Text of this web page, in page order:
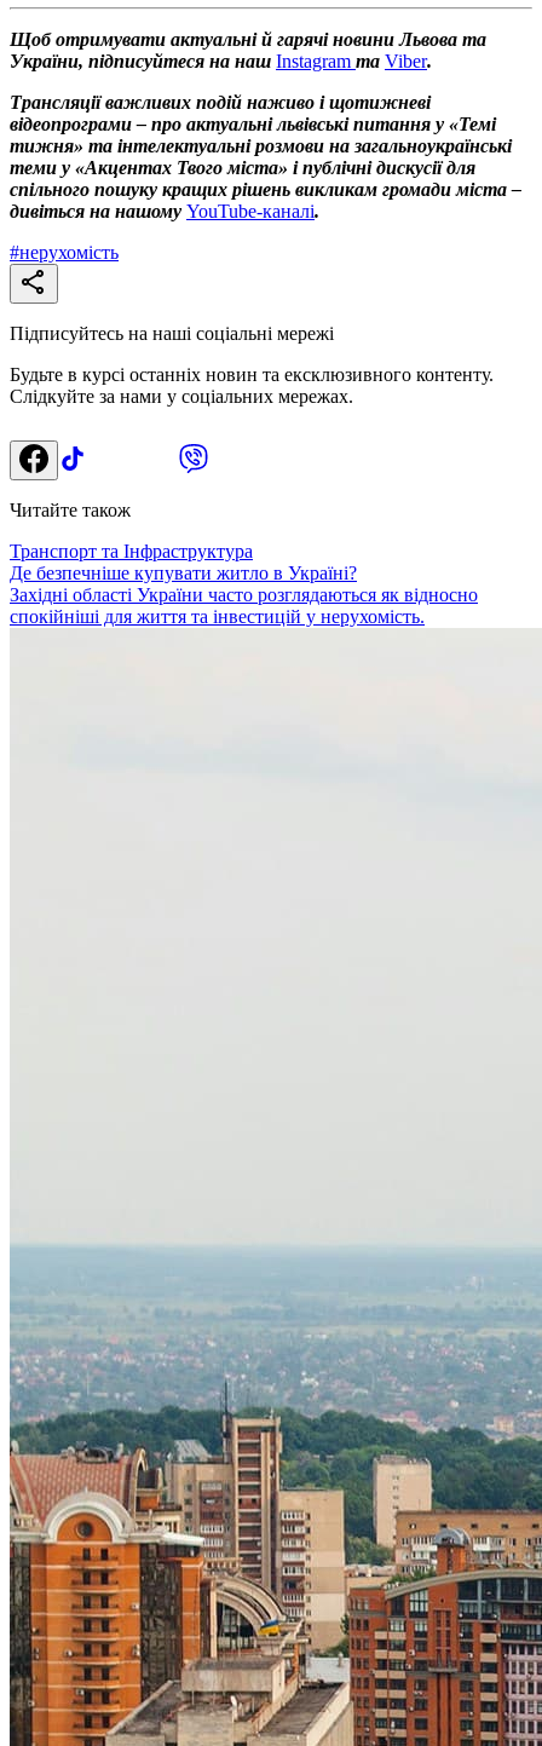
Щоб отримувати актуальні й гарячі новини Львова та
України, підписуйтеся на наш Instagram та Viber.
Трансляції важливих подій наживо і щотижневі
відеопрограми – про актуальні львівські питання у «Темі
тижня» та інтелектуальні розмови на загальноукраїнські
теми у «Акцентах Твого міста» і публічні дискусії для
спільного пошуку кращих рішень викликам громади міста –
дивіться на нашому YouTube-каналі.
#нерухомість
Підписуйтесь на наші соціальні мережі
Будьте в курсі останніх новин та ексклюзивного контенту.
Слідкуйте за нами у соціальних мережах.
Читайте також
Транспорт та Інфраструктура
Де безпечніше купувати житло в Україні?
Західні області України часто розглядаються як відносно
спокійніші для життя та інвестицій у нерухомість.